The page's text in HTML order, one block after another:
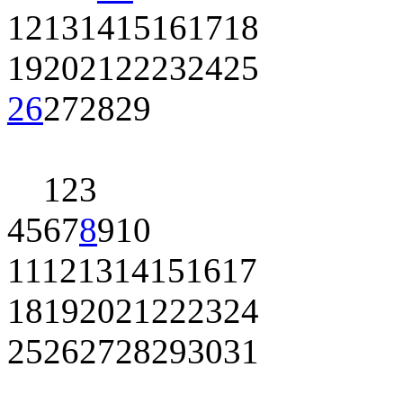
12131415161718
19202122232425
26272829
123
45678910
11121314151617
18192021222324
25262728293031